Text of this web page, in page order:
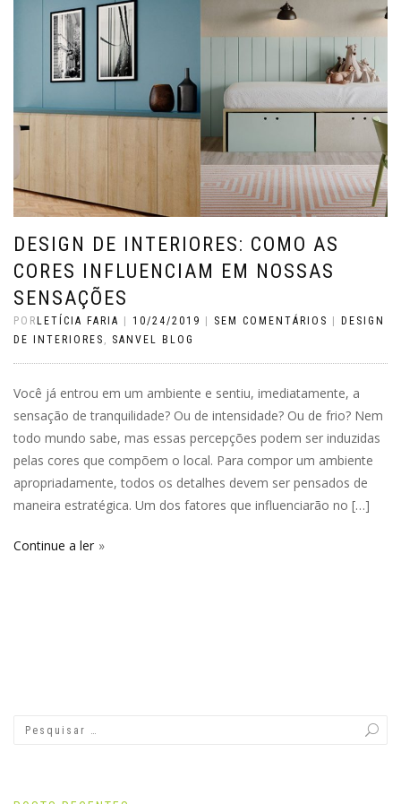
DESIGN DE INTERIORES: COMO AS
CORES INFLUENCIAM EM NOSSAS
SENSAÇÕES
POR LETÍCIA FARIA 10/24/2019 SEM COMENTÁRIOS
DESIGN
DE INTERIORES , SANVEL BLOG
Você já entrou em um ambiente e sentiu, imediatamente, a
sensação de tranquilidade? Ou de intensidade? Ou de frio? Nem
todo mundo sabe, mas essas percepções podem ser induzidas
pelas cores que compõem o local. Para compor um ambiente
apropriadamente, todos os detalhes devem ser pensados de
maneira estratégica. Um dos fatores que influenciarão no […]
Continue a ler